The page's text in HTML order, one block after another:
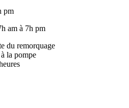
pm
am à 7h pm
du remorquage
la pompe